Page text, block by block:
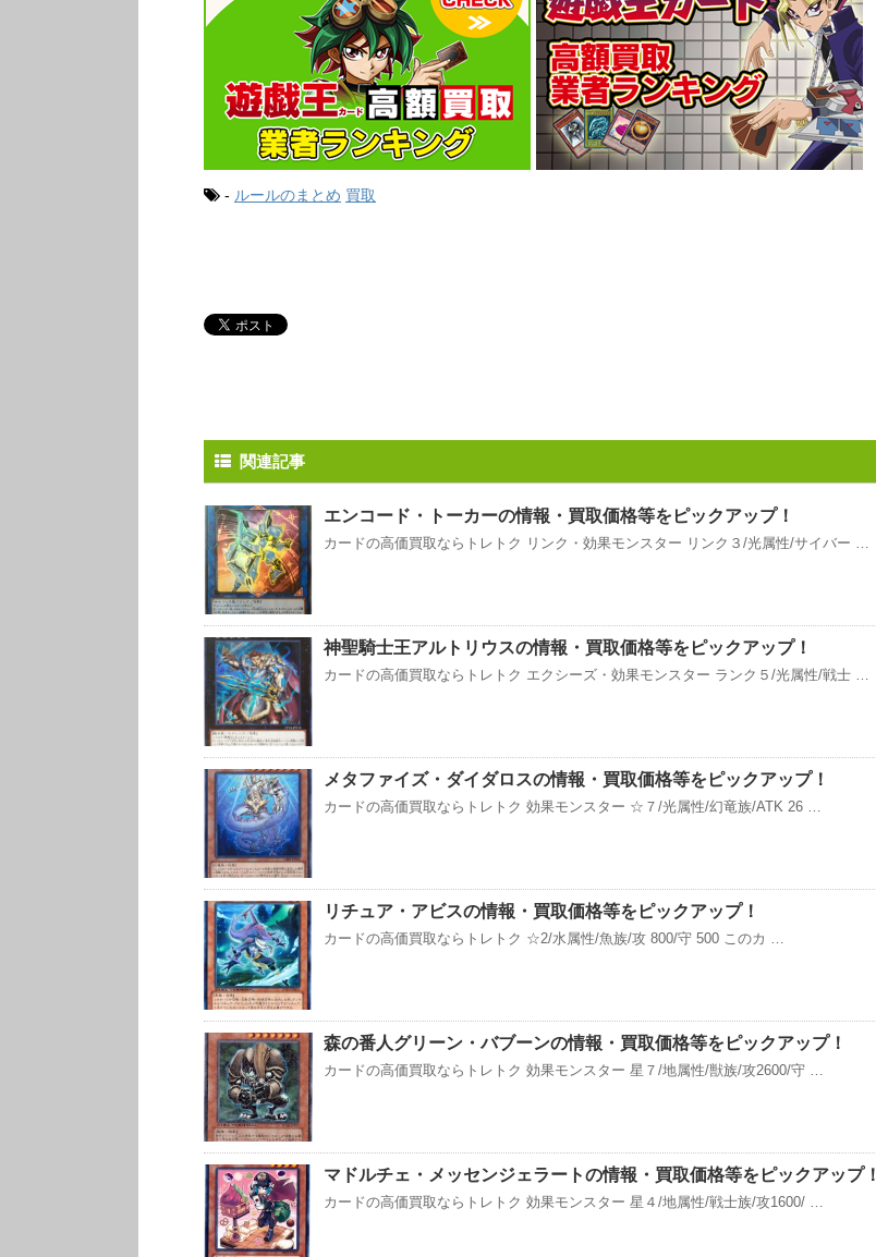
- ルールのまとめ 買取
関連記事
エンコード・トーカーの情報・買取価格等をピックアップ！
カードの高価買取ならトレトク リンク・効果モンスター リンク３/光属性/サイバー …
神聖騎士王アルトリウスの情報・買取価格等をピックアップ！
カードの高価買取ならトレトク エクシーズ・効果モンスター ランク５/光属性/戦士 …
メタファイズ・ダイダロスの情報・買取価格等をピックアップ！
カードの高価買取ならトレトク 効果モンスター ☆７/光属性/幻竜族/ATK 26 …
リチュア・アビスの情報・買取価格等をピックアップ！
カードの高価買取ならトレトク ☆2/水属性/魚族/攻 800/守 500 このカ …
森の番人グリーン・バブーンの情報・買取価格等をピックアップ！
カードの高価買取ならトレトク 効果モンスター 星７/地属性/獣族/攻2600/守 …
マドルチェ・メッセンジェラートの情報・買取価格等をピックアップ！
カードの高価買取ならトレトク 効果モンスター 星４/地属性/戦士族/攻1600/ …